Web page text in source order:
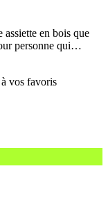
en bois que
personne qui…